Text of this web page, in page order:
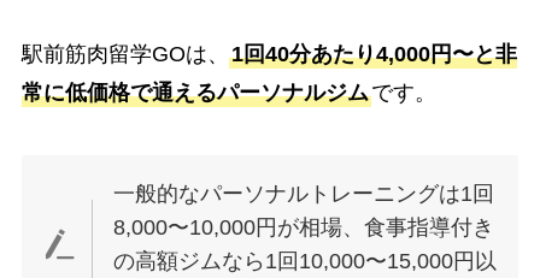
駅前筋肉留学GOは、 1回40分あたり4,000円〜と非
常に低価格で通えるパーソナルジムです。
一般的なパーソナルトレーニングは1回
8,000〜10,000円が相場、食事指導付き
の高額ジムなら1回10,000〜15,000円以